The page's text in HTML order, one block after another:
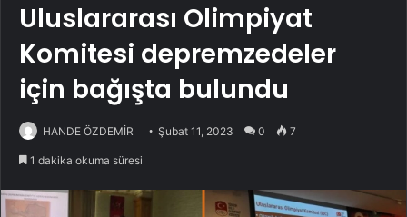
Uluslararası Olimpiyat
Komitesi depremzedeler
için bağışta bulundu
HANDE ÖZDEMİR Şubat 11, 2023 0 7
1 dakika okuma süresi